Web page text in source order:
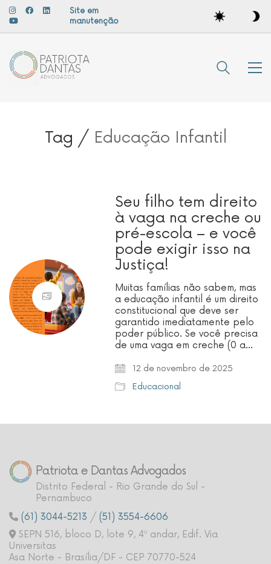
Site em
manutenção
Tag / Educação Infantil
Seu filho tem direito
à vaga na creche ou
pré-escola – e você
pode exigir isso na
Justiça!
Muitas famílias não sabem, mas
a educação infantil é um direito
constitucional que deve ser
garantido imediatamente pelo
poder público. Se você precisa
de uma vaga em creche (0 a…
12 de novembro de 2025
Educacional
Patriota e Dantas Advogados
Distrito Federal - Rio Grande do Sul -
Pernambuco
(61) 3044-5213 / (51) 3554-6606
SEPN 516, bloco D, lote 9, 4º andar, Edif. Via
Universitas
Asa Norte - Brasília/DF - CEP 70770-524